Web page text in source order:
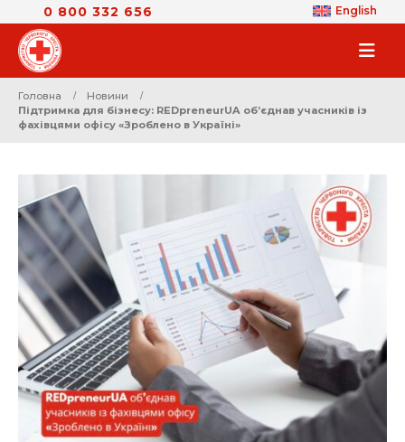
0 800 332 656 English
Головна
Новини
Підтримка для бізнесу: REDpreneurUA об’єднав учасників із
фахівцями офісу «Зроблено в Україні»